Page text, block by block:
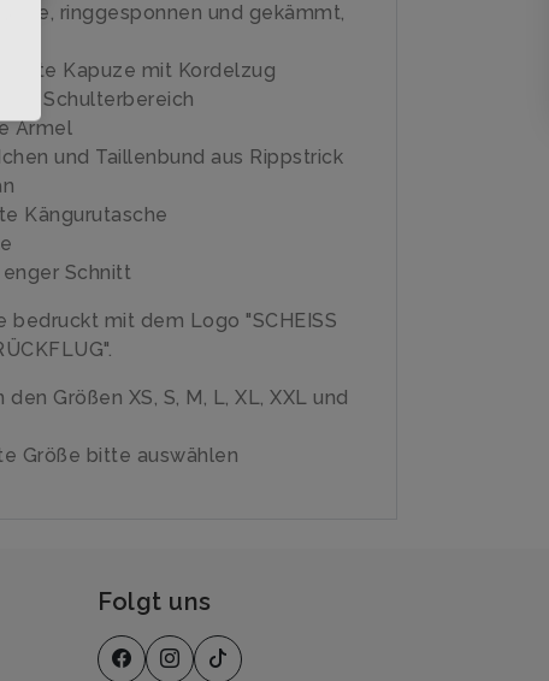
ringgesponnen und gekämmt,
Kapuze mit Kordelzug
im Schulterbereich
Ärmel
und Taillenbund aus Rippstrick
Kängurutasche
enger Schnitt
bedruckt mit dem Logo "SCHEISS
den Größen XS, S, M, L, XL, XXL und
Größe bitte auswählen
Folgt uns